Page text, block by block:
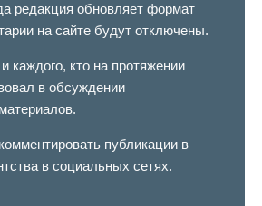
редакция обновляет формат
на сайте будут отключены.
каждого, кто на протяжении
в обсуждении
публикации в
в социальных сетях.